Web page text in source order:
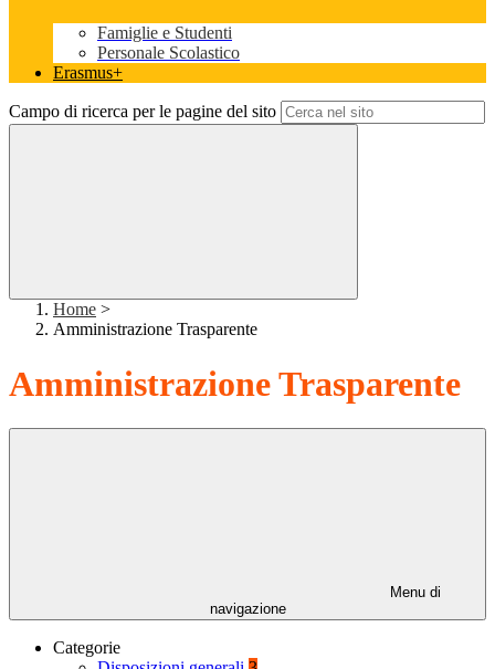
Famiglie e Studenti
Personale Scolastico
Erasmus+
Campo di ricerca per le pagine del sito
Home >
Amministrazione Trasparente
Amministrazione Trasparente
Menu di
navigazione
Categorie